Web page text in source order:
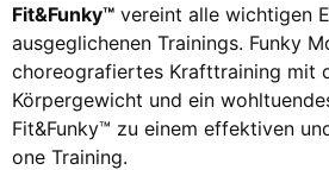
Fit&Funky™ vereint alle wichtigen
ausgeglichenen Trainings. Funky
choreografiertes Krafttraining mit
Körpergewicht und ein
Fit&Funky™ zu einem effektiven
one Training.